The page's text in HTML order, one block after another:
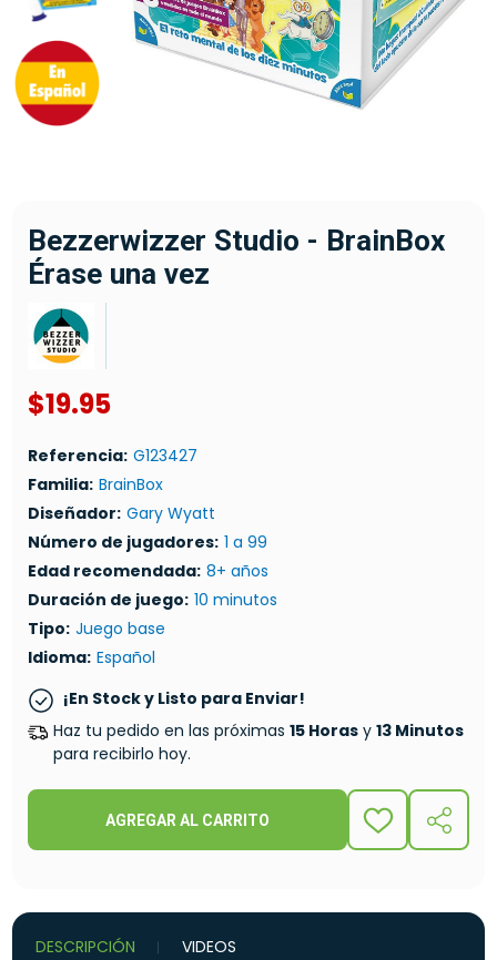
Bezzerwizzer Studio - BrainBox
Érase una vez
$19.95
Referencia: G123427
Familia: BrainBox
Diseñador: Gary Wyatt
Número de jugadores: 1 a 99
Edad recomendada: 8+ años
Duración de juego: 10 minutos
Tipo: Juego base
Idioma: Español
¡En Stock y Listo para Enviar!
Haz tu pedido en las próximas15 Horas y13 Minutos
para recibirlo hoy.
AGREGAR AL CARRITO
ADD
DESCRIPCIÓN VIDEOS